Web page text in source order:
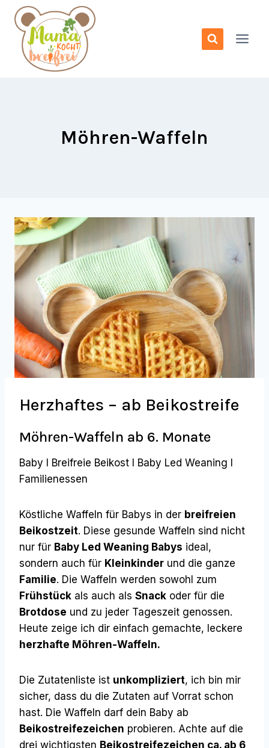
Zum
Inhalt
springen
Möhren-Waffeln
Herzhaftes – ab Beikostreife
Möhren-Waffeln ab 6. Monate
Baby I Breifreie Beikost I Baby Led Weaning I
Familienessen
Köstliche Waffeln für Babys in der breifreien
Beikostzeit. Diese gesunde Waffeln sind nicht
nur für Baby Led Weaning Babys ideal,
sondern auch für Kleinkinder und die ganze
Familie. Die Waffeln werden sowohl zum
Frühstück als auch als Snack oder für die
Brotdose und zu jeder Tageszeit genossen.
Heute zeige ich dir einfach gemachte, leckere
herzhafte Möhren-Waffeln.
Die Zutatenliste ist unkompliziert, ich bin mir
sicher, dass du die Zutaten auf Vorrat schon
hast. Die Waffeln darf dein Baby ab
Beikostreifezeichen probieren. Achte auf die
drei wichtigsten Beikostreifezeichen ca. ab 6